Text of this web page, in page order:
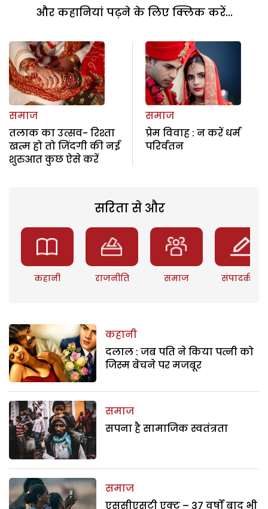
और कहानियां पढ़ने के लिए क्लिक करें...
समाज
तलाक का उत्सव- रिश्ता
खत्म हो तो जिंदगी की नई
शुरुआत कुछ ऐसे करें
समाज
प्रेम विवाह : न करें धर्म
परिर्वतन
सरिता से और
कहानी राजनीति समाज संपादकीय
कहानी
दलाल : जब पति ने किया पत्नी को
जिस्म बेचने पर मजबूर
समाज
सपना है सामाजिक स्वतंत्रता
समाज
एससीएसटी एक्ट – 37 वर्षों बाद भी